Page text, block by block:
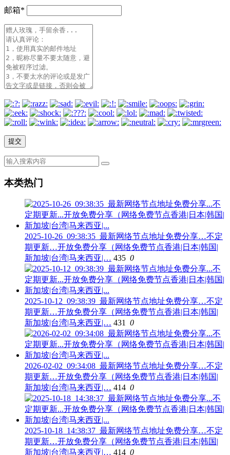
邮箱*
本类热门
2025-10-26_09:38:35_最新网络节点地址免费分享…不定
期更新…开放免费分享（网络免费节点香港|日本|韩国|
新加坡|台湾|马来西亚|… 435 0
2025-10-12_09:38:39_最新网络节点地址免费分享…不定
期更新…开放免费分享（网络免费节点香港|日本|韩国|
新加坡|台湾|马来西亚|… 431 0
2026-02-02_09:34:08_最新网络节点地址免费分享…不定
期更新…开放免费分享（网络免费节点香港|日本|韩国|
新加坡|台湾|马来西亚|… 414 0
2025-10-18_14:38:37_最新网络节点地址免费分享…不定
期更新…开放免费分享（网络免费节点香港|日本|韩国|
新加坡|台湾|马来西亚|… 414 0